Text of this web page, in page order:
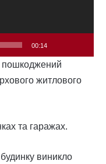
00:14
пошкоджений
житлового
та гаражах.
виникло